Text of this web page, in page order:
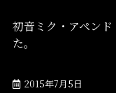
初音ミク・アペン
た。
2015年7月5日